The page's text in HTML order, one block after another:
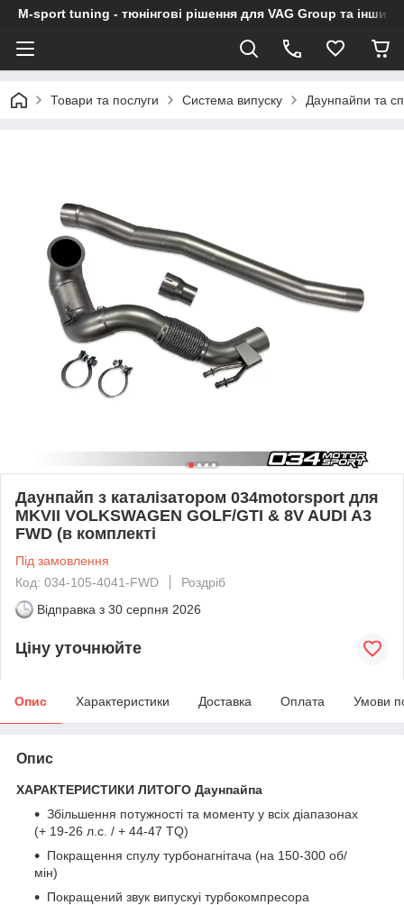
M-sport tuning - тюнінгові рішення для VAG Group та інших
Товари та послуги Система випуску Даунпайпи та
Даунпайп з каталізатором 034motorsport для
MKVII VOLKSWAGEN GOLF/GTI & 8V AUDI A3
FWD (в комплекті
Під замовлення
Код: 034-105-4041-FWD
Роздріб
Відправка з 30 серпня 2026
Ціну уточнюйте
Опис Характеристики Доставка Оплата Умови
Опис
ХАРАКТЕРИСТИКИ ЛИТОГО Даунпайпа
Збільшення потужності та моменту у всіх діапазонах
(+ 19-26 л.с. / + 44-47 TQ)
Покращення спулу турбонагнітача (на 150-300 об/
мін)
Покращений звук випускуі турбокомпресора